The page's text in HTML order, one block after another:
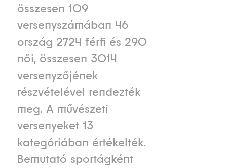
összesen 109
versenyszámában 46
ország 2724 férfi és 290
női, összesen 3014
versenyzőjének
részvételével rendezték
meg. A művészeti
versenyeket 13
kategóriában értékelték.
Bemutató sportágként